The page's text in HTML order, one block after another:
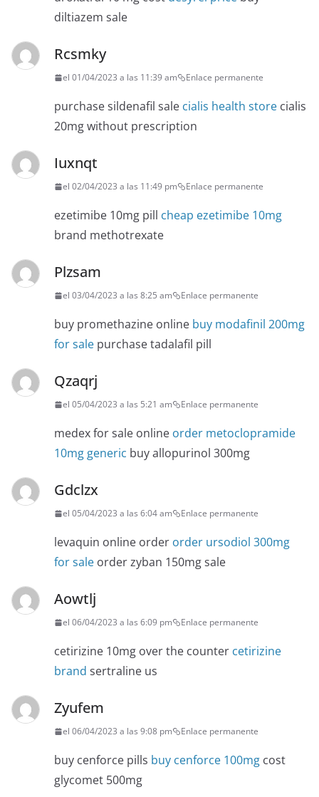
diltiazem sale
Rcsmky
el 01/04/2023 a las 11:39 am Enlace permanente
purchase sildenafil sale cialis health store cialis
20mg without prescription
Iuxnqt
el 02/04/2023 a las 11:49 pm Enlace permanente
ezetimibe 10mg pill cheap ezetimibe 10mg
brand methotrexate
Plzsam
el 03/04/2023 a las 8:25 am Enlace permanente
buy promethazine online buy modafinil 200mg
for sale purchase tadalafil pill
Qzaqrj
el 05/04/2023 a las 5:21 am Enlace permanente
medex for sale online order metoclopramide
10mg generic buy allopurinol 300mg
Gdclzx
el 05/04/2023 a las 6:04 am Enlace permanente
levaquin online order order ursodiol 300mg
for sale order zyban 150mg sale
Aowtlj
el 06/04/2023 a las 6:09 pm Enlace permanente
cetirizine 10mg over the counter cetirizine
brand sertraline us
Zyufem
el 06/04/2023 a las 9:08 pm Enlace permanente
buy cenforce pills buy cenforce 100mg cost
glycomet 500mg